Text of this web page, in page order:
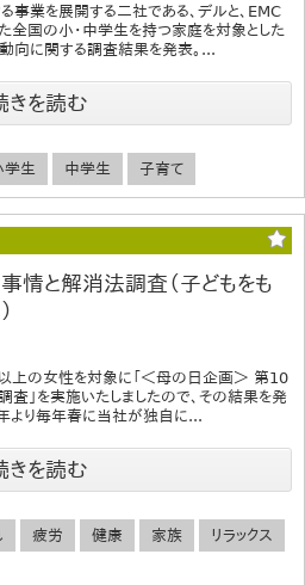
事業を展開する二社である、デルと、EMC
全国の小・中学生を持つ家庭を対象とした
向に関する調査結果を発表。...
きを読む
学生 中学生 子育て
情と解消法調査（子どもをも
上の女性を対象に「＜母の日企画＞ 第10
」を実施いたしましたので、その結果を発
より毎年春に当社が独自に...
きを読む
疲労 健康 家族 リラックス